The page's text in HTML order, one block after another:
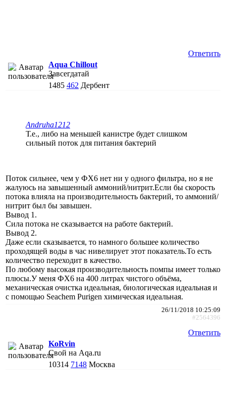
Ответить
Aqua Chillout
Завсегдатай
1485 462 Дербент
Andruha1212
Т.е., либо на меньшей канистре будет слишком
сильный поток для питания бактерий
Поток сильнее, чем у ФХ6 нет ни у одного фильтра, но я не
жалуюсь на завышенный аммоний/нитрит.Если бы скорость
потока влияла на производительность бактерий, то аммоний/
нитрит был бы завышен.
Вывод 1.
Сила потока не сказывается на работе бактерий.
Вывод 2.
Даже если сказывается, то намного большее количество
проходящей воды в час нивелирует этот показатель.То есть
количество переходит в качество.
По любому высокая производительность помпы имеет только
плюсы.У меня ФХ6 на 400 литрах чистого объёма,
механическая очистка идеальная, биологическая идеальная и
с помощью Seachem Purigen химическая идеальная.
26/11/2018 10:25:09
#2564396
Ответить
KoRvin
Свой на Aqa.ru
10314 7148 Москва